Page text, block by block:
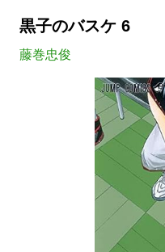
黒子のバスケ 6
藤巻忠俊